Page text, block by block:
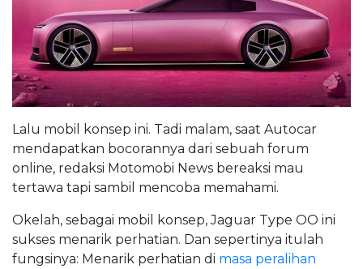
Lalu mobil konsep ini. Tadi malam, saat Autocar
mendapatkan bocorannya dari sebuah forum
online, redaksi Motomobi News bereaksi mau
tertawa tapi sambil mencoba memahami.
Okelah, sebagai mobil konsep, Jaguar Type OO ini
sukses menarik perhatian. Dan sepertinya itulah
fungsinya: Menarik perhatian di masa peralihan